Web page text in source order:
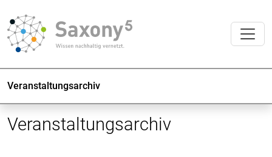
Veranstaltungsarchiv
Veranstaltungsarchiv